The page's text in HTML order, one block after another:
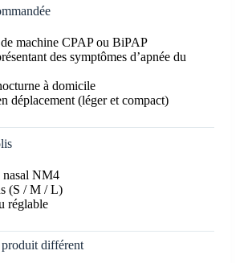
machine CPAP ou BiPAP
des symptômes d’apnée du
à domicile
déplacement (léger et compact)
nasal NM4
(S / M / L)
réglable
différent